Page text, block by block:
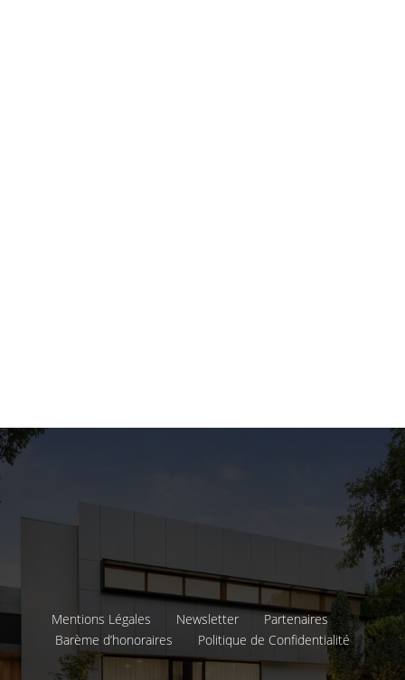
Mentions Légales Newsletter
Partenaires
Barème d’honoraires
Politique de Confidentialité